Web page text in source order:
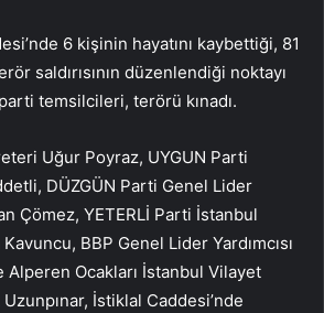
6 kişinin hayatını kaybettiği, 81
saldırısının düzenlendiği noktayı
temsilcileri, terörü kınadı.
Uğur Poyraz, UYGUN Parti
DÜZGÜN Parti Genel Lider
Çömez, YETERLİ Parti İstanbul
BBP Genel Lider Yardımcısı
Alperen Ocakları İstanbul Vilayet
İstiklal Caddesi’nde